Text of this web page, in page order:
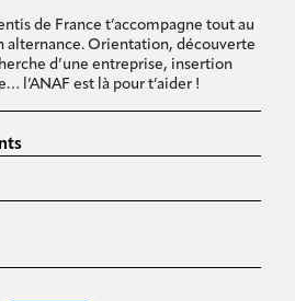
de France t’accompagne tout au
alternance. Orientation, découverte
d’une entreprise, insertion
l’ANAF est là pour t’aider !